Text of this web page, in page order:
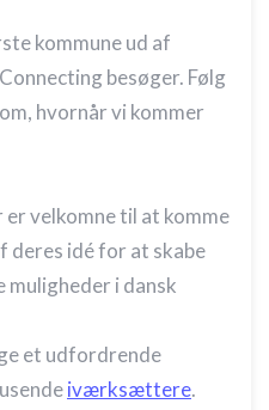
kommune ud af
besøger. Følg
hvornår vi kommer
velkomne til at komme
deres idé for at skabe
muligheder i dansk
et udfordrende
iværksættere.